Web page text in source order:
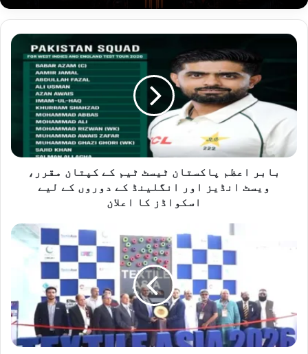
بابر
کے
کپتان
مقرر،
ویسٹ
انڈیزبابر اعظم پاکستان ٹیسٹ ٹیم کے کپتان مقرر،
ویسٹ انڈیز اور انگلینڈ کے دوروں کے لیے
اسکواڈز کا اعلان
انٹرنیشنل
نمائش
2026
جاری،
دنیا